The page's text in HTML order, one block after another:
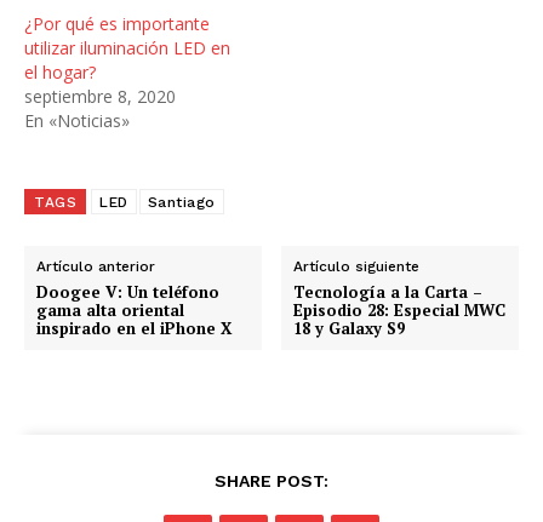
¿Por qué es importante
utilizar iluminación LED en
el hogar?
septiembre 8, 2020
En «Noticias»
TAGS LED Santiago
Artículo anterior
Doogee V: Un teléfono
gama alta oriental
inspirado en el iPhone X
Artículo siguiente
Tecnología a la Carta –
Episodio 28: Especial MWC
18 y Galaxy S9
SHARE POST: